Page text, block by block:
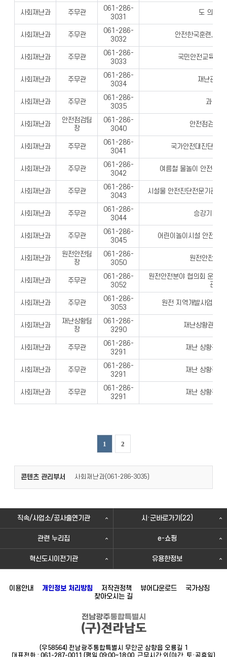
사회재난과 주무관
061-286-
3031
도 의회
사회재난과 주무관
061-286-
3032
안전한국훈련, 재
사회재난과 주무관
061-286-
3033
국민안전교육, 안
사회재난과 주무관
061-286-
3034
재난관리
사회재난과 주무관
061-286-
3035
과 서무
사회재난과
안전점검팀
장
061-286-
3040
안전점검 업
사회재난과 주무관
061-286-
3041
국가안전대진단, 시
사회재난과 주무관
061-286-
3042
여름철 물놀이 안전관리
사회재난과 주무관
061-286-
3043
시설물 안전진단전문기관
사회재난과 주무관
061-286-
3044
승강기 안
사회재난과 주무관
061-286-
3045
어린이놀이시설 안전관
사회재난과
원전안전팀
장
061-286-
3050
원전안전 업
사회재난과 주무관
061-286-
3052
원전안전분야 협의회 운영,
관리
사회재난과 주무관
061-286-
3053
원전 지역개발사업, 지
사회재난과
재난상황팀
장
061-286-
3290
재난상황관리
사회재난과 주무관
061-286-
3291
재난 상황관리
사회재난과 주무관
061-286-
3291
재난 상황관리
사회재난과 주무관
061-286-
3291
재난 상황관리
1 2
콘텐츠 관리부서 사회재난과(061-286-3035)
직속/사업소/공사출연기관 시·군바로가기(22)
관련 누리집 e-쇼핑
혁신도시이전기관 유용한정보
이용안내 개인정보 처리방침 저작권정책 뷰어다운로드
국가상징
찾아오시는 길
(우58564) 전남광주통합특별시 무안군 삼향읍 오룡길 1
대표전화 : 061-287-0011 (평일 09:00~18:00, 근무시간 외(야간, 토·공휴일)